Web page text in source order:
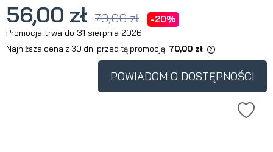
56,00 zł 70,00 zł -20%
Promocja trwa do 31 sierpnia 2026
Najniższa cena z 30 dni przed tą promocją: 70,00 zł
Jeżeli produkt jest sprzedawany
krócej niż 30 dni, wyświetlana jest
produkt pojawił się w sprzedaży.
POWIADOM O DOSTĘPNOŚCI